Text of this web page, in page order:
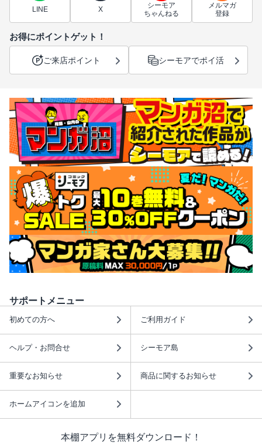
LINE X
シーモア
ちゃんねる
メルマガ
登録
お得にポイントゲット！
ご来店ポイント シーモアでポイ活
サポートメニュー
初めての方へ ご利用ガイド
ヘルプ・お問合せ シーモア島
重要なお知らせ 商品に関するお知らせ
ホームアイコンを追加
本棚アプリを無料ダウンロード！